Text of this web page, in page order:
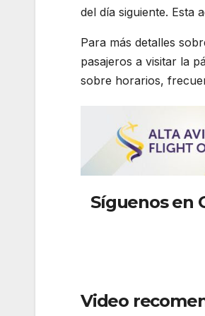
del día siguiente. Esta
Para más detalles
pasajeros a visitar la
sobre horarios,
Síguenosen
Video